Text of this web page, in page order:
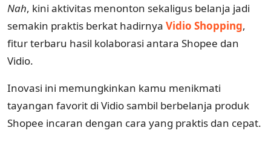
Nah, kini aktivitas menonton sekaligus belanja jadi
semakin praktis berkat hadirnya Vidio Shopping,
fitur terbaru hasil kolaborasi antara Shopee dan
Vidio.
Inovasi ini memungkinkan kamu menikmati
tayangan favorit di Vidio sambil berbelanja produk
Shopee incaran dengan cara yang praktis dan cepat.